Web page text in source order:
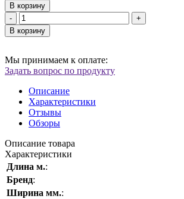
В корзину
-
+
В корзину
Мы принимаем к оплате:
Задать вопрос по продукту
Описание
Характеристики
Отзывы
Обзоры
Описание товара
Характеристики
Длина м.:
Бренд:
Ширина мм.: